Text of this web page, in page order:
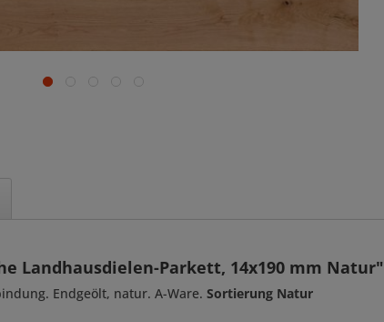
Landhausdielen-Parkett, 14x190 mm Natur"
Endgeölt, natur. A-Ware. Sortierung Natur